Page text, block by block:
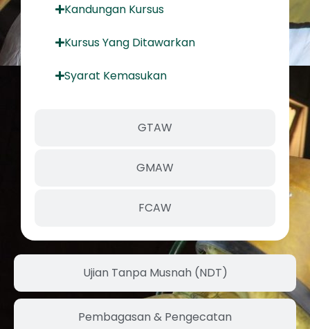
Ujian Tanpa Musnah (NDT)
Pembagasan & Pengecatan
GTAW
GMAW
FCAW
Kandungan Kursus
Kursus Yang Ditawarkan
Syarat Kemasukan